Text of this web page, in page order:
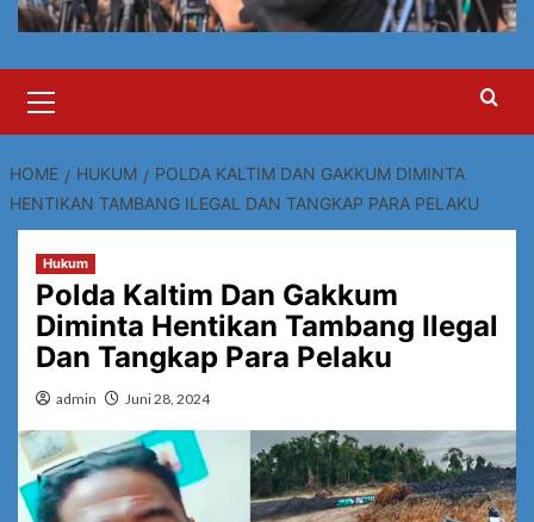
Menu
HOME HUKUM
POLDA KALTIM DAN GAKKUM DIMINTA
HENTIKAN TAMBANG ILEGAL DAN TANGKAP PARA PELAKU
Hukum
Polda Kaltim Dan Gakkum
Diminta Hentikan Tambang Ilegal
Dan Tangkap Para Pelaku
admin Juni 28, 2024